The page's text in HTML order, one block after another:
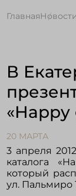
ГлавнаяНовости
В
«Happy
20 МАРТА
3 апреля
каталога
который
ул. Пальмиро
Запомнить